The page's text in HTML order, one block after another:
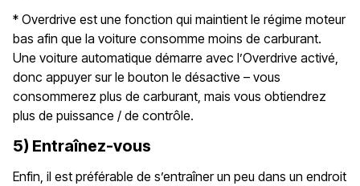
* Overdrive est une fonction qui maintient le régime moteur
bas afin que la voiture consomme moins de carburant.
Une voiture automatique démarre avec l’Overdrive activé,
donc appuyer sur le bouton le désactive – vous
consommerez plus de carburant, mais vous obtiendrez
plus de puissance / de contrôle.
5) Entraînez-vous
Enfin, il est préférable de s’entraîner un peu dans un endroit